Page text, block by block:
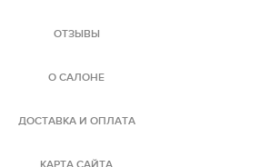
ОТЗЫВЫ
О САЛОНЕ
ДОСТАВКА И ОПЛАТА